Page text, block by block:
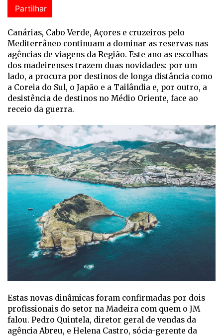
Partilhar
Canárias, Cabo Verde, Açores e cruzeiros pelo
Mediterrâneo continuam a dominar as reservas nas
agências de viagens da Região. Este ano as escolhas
dos madeirenses trazem duas novidades: por um
lado, a procura por destinos de longa distância como
a Coreia do Sul, o Japão e a Tailândia e, por outro, a
desistência de destinos no Médio Oriente, face ao
receio da guerra.
Estas novas dinâmicas foram confirmadas por dois
profissionais do setor na Madeira com quem o JM
falou. Pedro Quintela, diretor geral de vendas da
agência Abreu, e Helena Castro, sócia-gerente da